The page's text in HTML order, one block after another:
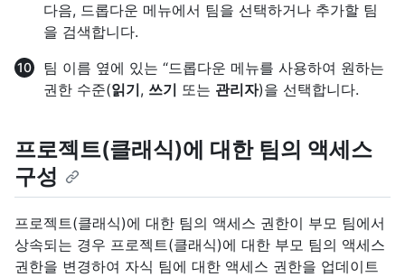
다음, 드롭다운 메뉴에서 팀을 선택하거나 추가할 팀
을 검색합니다.
팀 이름 옆에 있는 “드롭다운 메뉴를 사용하여 원하는
권한 수준(읽기, 쓰기 또는 관리자)을 선택합니다.
프로젝트(클래식)에 대한 팀의 액세스
구성
프로젝트(클래식)에 대한 팀의 액세스 권한이 부모 팀에서
상속되는 경우 프로젝트(클래식)에 대한 부모 팀의 액세스
권한을 변경하여 자식 팀에 대한 액세스 권한을 업데이트